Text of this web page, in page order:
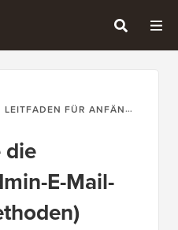
LEITFADEN FÜR ANFÄNGER
die
E-Mail-